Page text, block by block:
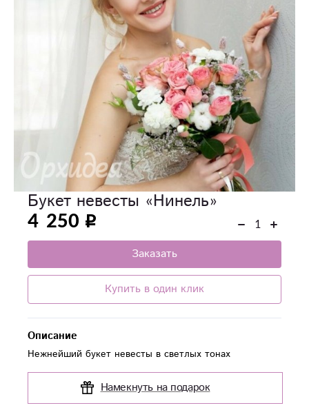
Букет невесты «Нинель»
4 250
Заказать
Купить в один клик
Описание
Нежнейший букет невесты в светлых тонах
Намекнуть на подарок